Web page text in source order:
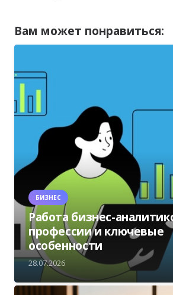
Вам может понравиться:
БИЗНЕС
Работа бизнес-
профессии и ключевые
особенности
28.07.2026